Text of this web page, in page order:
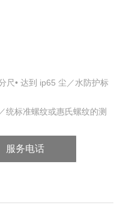
尺• 达到 ip65 尘／水防护标
统标准螺纹或惠氏螺纹的测
服务电话